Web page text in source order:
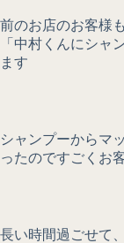
前のお店のお客様
「中村くんにシャ
ます
シャンプーからマ
ったのですごくお
長い時間過ごせて